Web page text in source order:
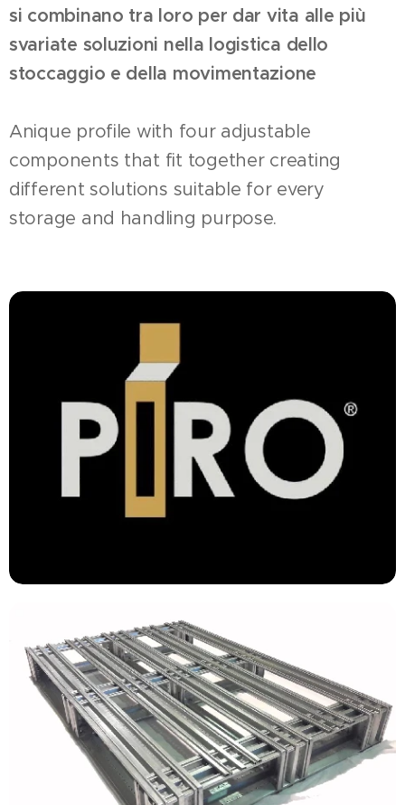
si combinano tra loro per dar vita alle più
svariate soluzioni nella logistica dello
stoccaggio e della movimentazione
Anique profile with four adjustable
components that fit together creating
different solutions suitable for every
storage and handling purpose.